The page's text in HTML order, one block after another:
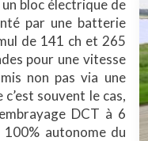
bloc électrique de
par une batterie
de 141 ch et 265
pour une vitesse
non pas via une
souvent le cas,
DCT à 6
autonome du